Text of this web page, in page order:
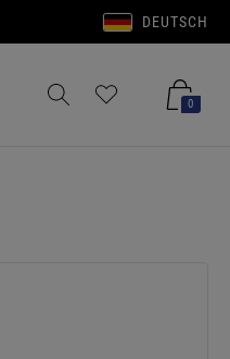
DEUTSCH
Merkzettel aufklappenWarenkorb
0